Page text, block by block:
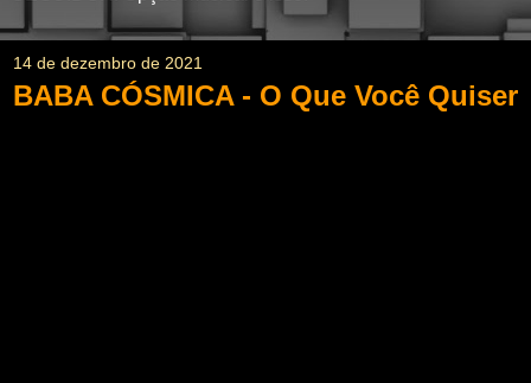
14 de dezembro de 2021
BABA CÓSMICA - O Que Você Quiser